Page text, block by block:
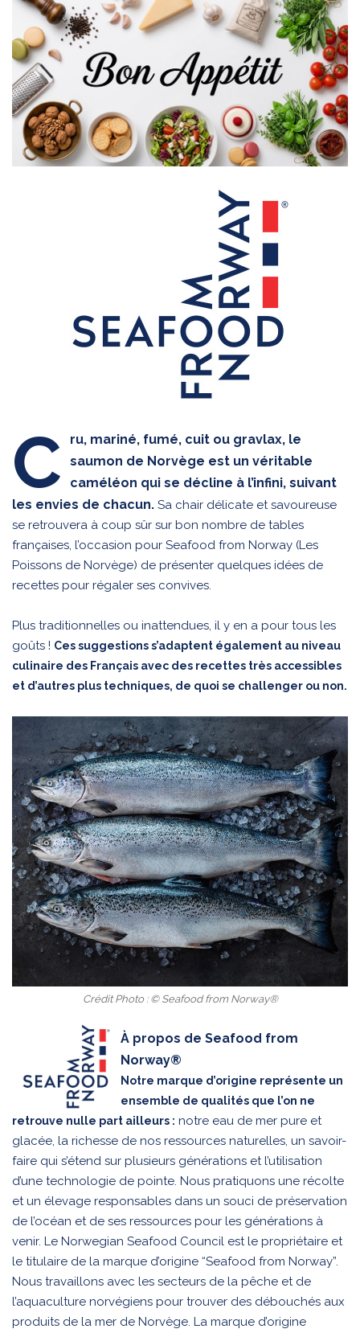
C
ru, mariné, fumé, cuit ou gravlax, le
saumon de Norvège est un véritable
caméléon qui se décline à l’infini, suivant
les envies de chacun. Sa chair délicate et savoureuse
se retrouvera à coup sûr sur bon nombre de tables
françaises, l’occasion pour Seafood from Norway (Les
Poissons de Norvège) de présenter quelques idées de
recettes pour régaler ses convives.
Plus traditionnelles ou inattendues, il y en a pour tous les
goûts ! Ces suggestions s’adaptent également au niveau
culinaire des Français avec des recettes très accessibles
et d’autres plus techniques, de quoi se challenger ou non.
Crédit Photo : © Seafood from Norway®
À propos de Seafood from
Norway®
Notre marque d’origine représente un
ensemble de qualités que l’on ne
retrouve nulle part ailleurs : notre eau de mer pure et
glacée, la richesse de nos ressources naturelles, un savoir-
faire qui s’étend sur plusieurs générations et l’utilisation
d’une technologie de pointe. Nous pratiquons une récolte
et un élevage responsables dans un souci de préservation
de l’océan et de ses ressources pour les générations à
venir. Le Norwegian Seafood Council est le propriétaire et
le titulaire de la marque d’origine “Seafood from Norway”.
Nous travaillons avec les secteurs de la pêche et de
l’aquaculture norvégiens pour trouver des débouchés aux
produits de la mer de Norvège. La marque d’origine